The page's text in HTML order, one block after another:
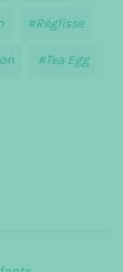
Réglisse
Tea Egg